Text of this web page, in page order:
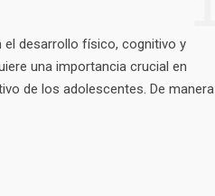
desarrollo físico, cognitivo y
una importancia crucial en
de los adolescentes. De manera